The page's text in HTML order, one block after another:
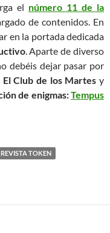
el número 11 de la
de contenidos. En
en la portada dedicada
. Aparte de diverso
debéis dejar pasar por
El Club de los Martes y
de enigmas:Tempus
REVISTA TOKEN